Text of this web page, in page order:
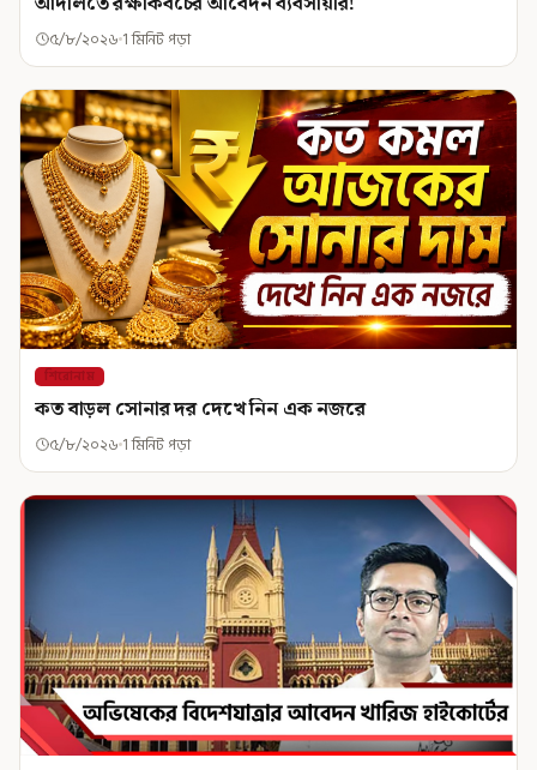
৫/৮/২০২৬ 1 মিনিট পড়া
শিরোনাম
কত বাড়ল সোনার দর দেখে নিন এক নজরে
৫/৮/২০২৬ 1 মিনিট পড়া